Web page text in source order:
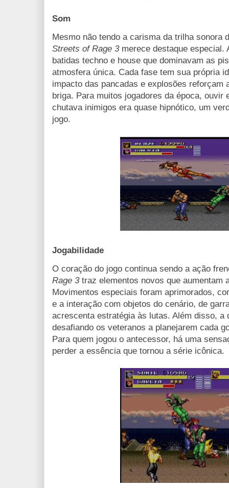
Som
Mesmo não tendo a carisma da trilha sonora
Streets of Rage 3merece destaque especial.
batidas techno e house que dominavam as
atmosfera única. Cada fase tem sua própria
impacto das pancadas e explosões reforçam
briga. Para muitos jogadores da época, ouvir
chutava inimigos era quase hipnótico, um
jogo.
Jogabilidade
O coração do jogo continua sendo a ação
Rage 3traz elementos novos que aumentam
Movimentos especiais foram aprimorados,
e a interação com objetos do cenário, de
acrescenta estratégia às lutas. Além disso, a
desafiando os veteranos a planejarem cada
Para quem jogou o antecessor, há uma
perder a essência que tornou a série icônica.